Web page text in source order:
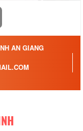
AN GIANG